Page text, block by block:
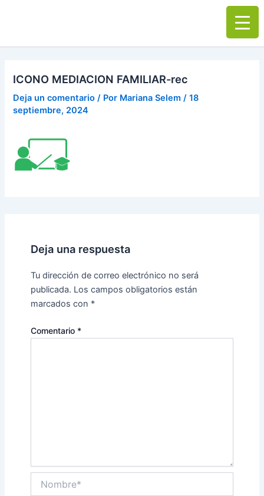
Main
ICONO MEDIACION FAMILIAR-rec
Deja un comentario / Por Mariana Selem/18
septiembre, 2024
Deja una respuesta
Tu dirección de correo electrónico no será
publicada. Los campos obligatorios están
marcados con *
Comentario *